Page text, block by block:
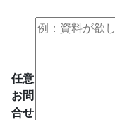
任意
お問
合せ